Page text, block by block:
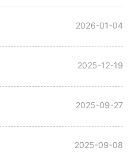
2026-01-04
2025-12-19
2025-09-27
2025-09-08